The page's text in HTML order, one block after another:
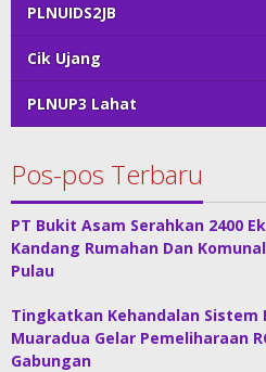
PLNUIDS2JB
Cik Ujang
PLNUP3 Lahat
Pos-pos Terbaru
PT Bukit Asam Serahkan 2400
Kandang Rumahan Dan
Pulau
Tingkatkan Kehandalan Sistem
Muaradua Gelar Pemeliharaan
Gabungan